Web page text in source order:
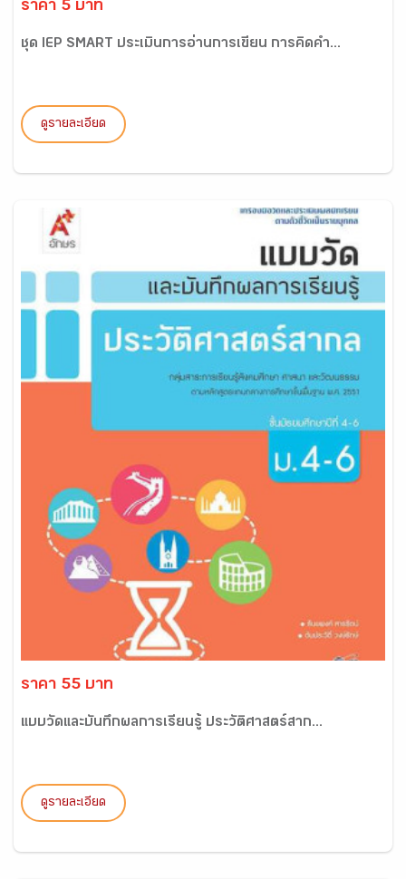
ราคา 5 บาท
ชุด IEP SMART ประเมินการอ่านการเขียน การคิดคำ...
ดูรายละเอียด
ราคา 55 บาท
แบบวัดและบันทึกผลการเรียนรู้ ประวัติศาสตร์สาก...
ดูรายละเอียด